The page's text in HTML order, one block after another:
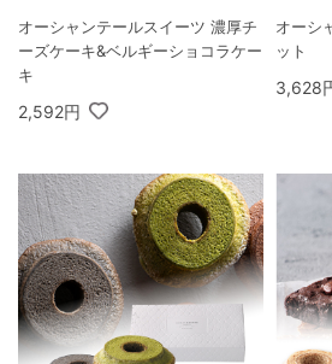
オーシャンテールスイーツ 濃厚チ
ーズケーキ&ベルギーショコラケー
キ
2,592円
オーシ
ット
3,628